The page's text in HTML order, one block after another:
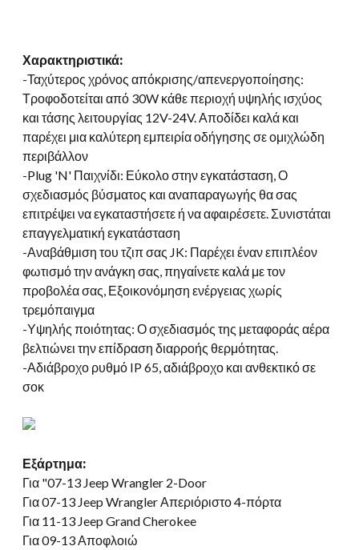
Χαρακτηριστικά:
-Ταχύτερος χρόνος απόκρισης/απενεργοποίησης:
Τροφοδοτείται από 30W κάθε περιοχή υψηλής ισχύος
και τάσης λειτουργίας 12V-24V. Αποδίδει καλά και
παρέχει μια καλύτερη εμπειρία οδήγησης σε ομιχλώδη
περιβάλλον
-Plug 'N' Παιχνίδι: Εύκολο στην εγκατάσταση, Ο
σχεδιασμός βύσματος και αναπαραγωγής θα σας
επιτρέψει να εγκαταστήσετε ή να αφαιρέσετε. Συνιστάται
επαγγελματική εγκατάσταση
-Αναβάθμιση του τζιπ σας JK: Παρέχει έναν επιπλέον
φωτισμό την ανάγκη σας, πηγαίνετε καλά με τον
προβολέα σας, Εξοικονόμηση ενέργειας χωρίς
τρεμόπαιγμα
-Υψηλής ποιότητας: Ο σχεδιασμός της μεταφοράς αέρα
βελτιώνει την επίδραση διαρροής θερμότητας.
-Αδιάβροχο ρυθμό IP 65, αδιάβροχο και ανθεκτικό σε
σοκ
Εξάρτημα:
Για "07-13 Jeep Wrangler 2-Door
Για 07-13 Jeep Wrangler Απεριόριστο 4-πόρτα
Για 11-13 Jeep Grand Cherokee
Για 09-13 Αποφλοιώ